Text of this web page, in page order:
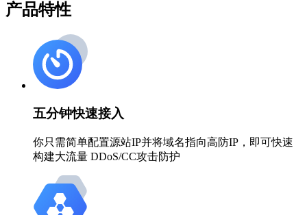
产品特性
五分钟快速接入
你只需简单配置源站IP并将域名指向高防IP，即可快速
构建大流量 DDoS/CC攻击防护